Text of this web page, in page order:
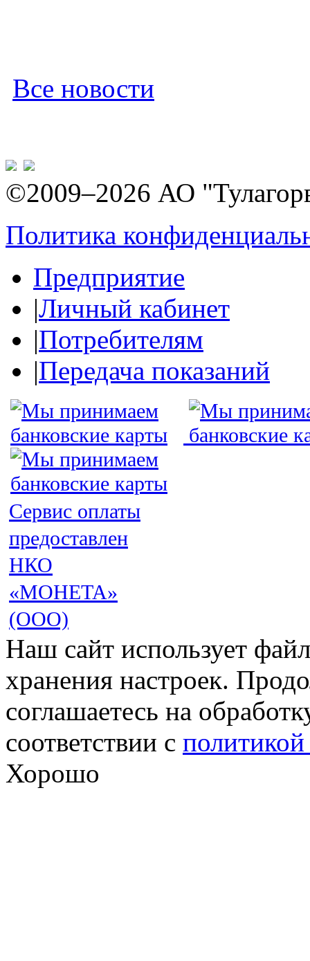
Все новости
©2009–2026 АО
Политика
Предприятие
|Личный кабинет
|Потребителям
|Передача показаний
Сервис оплаты
предоставлен
НКО
«МОНЕТА»
(ООО)
Наш сайт использует
хранения настроек.
соглашаетесь на
соответствии с
Хорошо